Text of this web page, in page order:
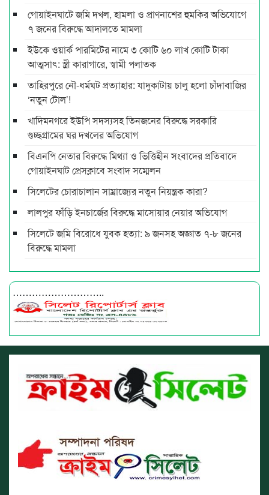
গোয়াইনঘাটে জমি দখল, হামলা ও প্রাণনাশের হুমকির অভিযোগে
৭ জনের বিরুদ্ধে আদালতে মামলা
ইউকে ওয়ার্ক পারমিটের নামে ৩ কোটি ৬০ লাখ কোটি টাকা
আত্মসাৎ: স্ত্রী কারাগারে, স্বামী পলাতক
তাহিরপুরে নৌ-ধর্মঘট প্রত্যাহার: যাদুকাটায় চালু হলো চাঁদাবাজির
‘নতুন টোল’!
খাদিমনগরে ইউপি সদস্যসহ তিনজনের বিরুদ্ধে সরকারি
গুচ্ছগ্রামের ঘর দখলের অভিযোগ
বিএনপি নেতার বিরুদ্ধে মিথ্যা ও ভিত্তিহীন সংবাদের প্রতিবাদে
গোয়াইনঘাট প্রেসক্লাবে সংবাদ সম্মেলন
সিলেটের চোরাচালান সাম্রাজ্যের নতুন নিয়ন্ত্রক কারা?
লালপুর ফাঁড়ি ইনচার্জের বিরুদ্ধে মাসোয়ার নেয়ার অভিযোগ
সিলেটে জমি বিরোধে যুবক হত্যা: ৯ জনসহ অজ্ঞাত ৭-৮ জনের
বিরুদ্ধে মামলা
………………………..